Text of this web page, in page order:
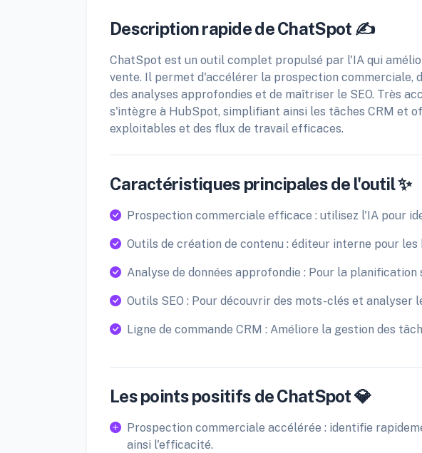
Description rapide de ChatSpot ✍️
ChatSpot est un outil complet propulsé par l'IA qui
vente. Il permet d'accélérer la prospection commerciale,
des analyses approfondies et de maîtriser le SEO. Très
s'intègre à HubSpot, simplifiant ainsi les tâches CRM et
exploitables et des flux de travail efficaces.
Caractéristiques principales de l'outil ✨
Prospection commerciale efficace : utilisez l'IA pour
Outils de création de contenu : éditeur interne pour
Analyse de données approfondie : Pour la
Outils SEO : Pour découvrir des mots-clés et analyser
Ligne de commande CRM : Améliore la gestion des
Les points positifs de ChatSpot 💎
Prospection commerciale accélérée : identifie
ainsi l'efficacité.